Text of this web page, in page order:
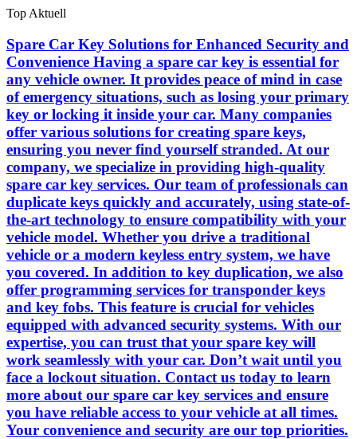
Skip
the
content
Top Aktuell
Spare Car Key Solutions for Enhanced Security and
Convenience Having a spare car key is essential for
any vehicle owner. It provides peace of mind in case
of emergency situations, such as losing your primary
key or locking it inside your car. Many companies
offer various solutions for creating spare keys,
ensuring you never find yourself stranded. At our
company, we specialize in providing high-quality
spare car key services. Our team of professionals can
duplicate keys quickly and accurately, using state-of-
the-art technology to ensure compatibility with your
vehicle model. Whether you drive a traditional
vehicle or a modern keyless entry system, we have
you covered. In addition to key duplication, we also
offer programming services for transponder keys
and key fobs. This feature is crucial for vehicles
equipped with advanced security systems. With our
expertise, you can trust that your spare key will
work seamlessly with your car. Don’t wait until you
face a lockout situation. Contact us today to learn
more about our spare car key services and ensure
you have reliable access to your vehicle at all times.
Your convenience and security are our top priorities.